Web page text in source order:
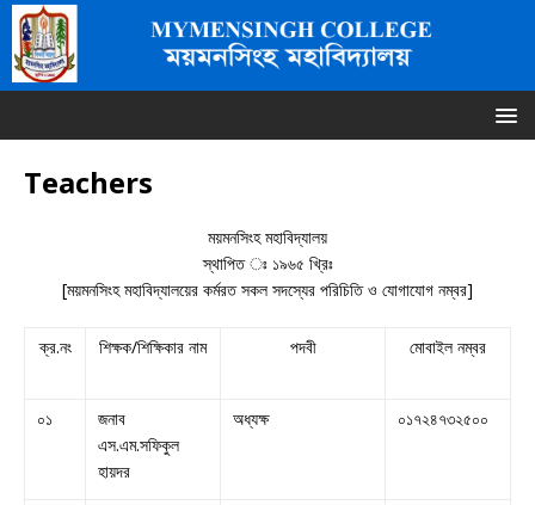
Teachers
ময়মনসিংহ মহাবিদ্যালয়
স্থাপিত ঃ ১৯৬৫ খ্রিঃ
[ময়মনসিংহ মহাবিদ্যালয়ের কর্মরত সকল সদস্যের পরিচিতি ও যোগাযোগ নম্বর]
ক্র.নং শিক্ষক/শিক্ষিকার নাম পদবী মোবাইল নম্বর
০১
জনাব
এস.এম.সফিকুল
হায়দর
অধ্যক্ষ ০১৭২৪৭৩২৫০০